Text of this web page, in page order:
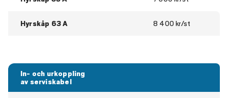
Hyrskåp 63 A 8 400 kr/st
In- och urkoppling
av serviskabel